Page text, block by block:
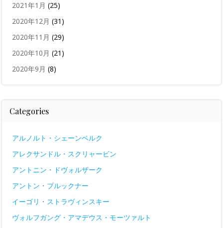
2021年1月 (25)
2020年12月 (31)
2020年11月 (29)
2020年10月 (21)
2020年9月 (8)
Categories
アルノルト・シェーンベルク
アレクサンドル・スクリャービン
アントニン・ドヴォルザーク
アントン・ブルックナー
イーゴリ・ストラヴィンスキー
ヴォルフガング・アマデウス・モーツァルト